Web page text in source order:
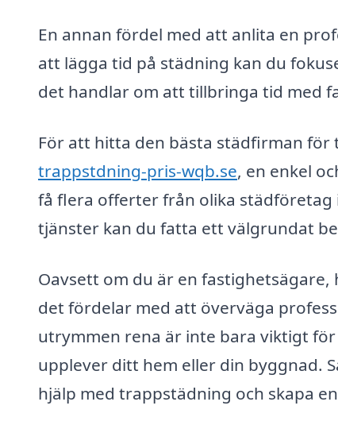
En annan fördel med att anlita en
att lägga tid på städning kan du
det handlar om att tillbringa tid med
För att hitta den bästa städfirman
trappstdning-pris-wqb.se, en enkel
få flera offerter från olika
tjänster kan du fatta ett välgrundat
Oavsett om du är en
det fördelar med att överväga
utrymmen rena är inte bara viktigt
upplever ditt hem eller din byggnad.
hjälp med trappstädning och skapa